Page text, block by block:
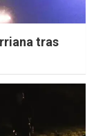
tras